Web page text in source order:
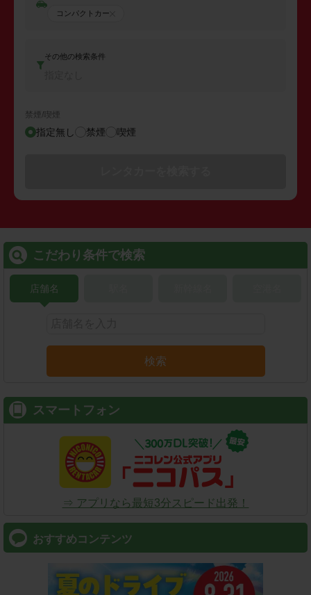
コンパクトカー
その他の検索条件
禁煙/喫煙
指定無し 禁煙 喫煙
こだわり条件で検索
店舗名
検索
スマートフォン
⇒ アプリなら最短3分スピード出発！
おすすめコンテンツ